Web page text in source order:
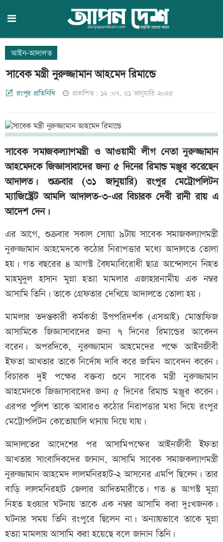
আইন-আদালত
সাবেক মন্ত্রী নুরুজ্জামান আহমেদ রিমান্ডে
রংপুর প্রতিনিধি প্রকাশিত: ১২:০৭, ৩১ জানুয়ারি ২০২৫
সাবেক সমাজকল্যাণমন্ত্রী ও আওয়ামী লীগ নেতা নুরুজ্জামান
আহমেদকে জিজ্ঞাসাবাদের জন্য ৫ দিনের রিমান্ড মঞ্জুর করেছেন
আদালত। শুক্রবার (৩১ জানুয়ারি) রংপুর মেট্রোপলিটন
ম্যাজিস্ট্রেট আমলি আদালত-৩-এর বিচারক দেবী রানী রায় এ
আদেশ দেন।
এর আগে, শুক্রবার সকাল সোয়া ৯টায় সাবেক সমাজকল্যাণমন্ত্রী
নুরুজ্জামান আহমেদকে কঠোর নিরাপত্তার মধ্যে আদালতে তোলা
হয়। গত বছরের ৪ আগস্ট বৈষম্যবিরোধী ছাত্র আন্দোলনে নিহত
মাহমুদুল হাসান মুন্না হত্যা মামলার এজাহারনামীয় এক নম্বর
আসামি তিনি। তাকে গ্রেফতার দেখিয়ে আদালতে তোলা হয়।
মামলার তদন্তকারী কর্মকর্তা উপপরিদর্শক (এসআই) মোস্তাফিজ
আসামিকে জিজ্ঞাসাবাদের জন্য ৭ দিনের রিমান্ডের আবেদন
বরেন। অপরদিকে, নুরুজ্জামান আহমেদের পক্ষে আইনজীবী
ইফতা আখতার তাকে নির্দোষ দাবি করে জামিন আবেদন করেন।
বিচারক দুই পক্ষের বক্তব্য শুনে সাবেক মন্ত্রী নুরুজ্জামান
আহমেদকে জিজ্ঞাসাবাদের জন্য ৫ দিনের রিমান্ড মঞ্জুর করেন।
এরপর পুলিশ তাকে আবারও কঠোর নিরাপত্তার মধ্য দিয়ে রংপুর
মেট্রোপলিটন কোতোয়ালি থানায় নিয়ে যায়।
আদালতের আদেশের পর আসামিপক্ষের আইনজীবী ইফতা
আখতার সাংবাদিকদের জানান, আসামি সাবেক সমাজকল্যাণমন্ত্রী
নুরুজ্জামান আহমেদ লালমনিরহাট-২ আসনের এমপি ছিলেন। তার
বাড়ি লালমনিরহাট জেলার আদিতমারীতে। গত ৪ আগস্ট মুন্না
নিহত হওয়ার ঘটনায় তাকে এক নম্বর আসামি করা দুঃখজনক।
ঘটনার সময় তিনি রংপুরে ছিলেন না। অন্যায়ভাবে তাকে মুন্না
হত্যা মামলায় আসামি করা হয়েছে বলে জানান তিনি।